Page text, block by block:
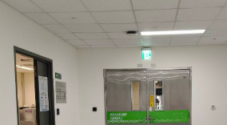
-細胞與組織影像轉譯核心與國科會
Translational Core at the Biomedical
of the National Science Council